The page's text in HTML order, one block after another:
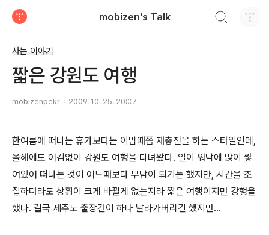
mobizen's Talk
사는 이야기
짧은 강원도 여행
mobizenpekr 2009. 10. 25. 20:07
한여름에 떠나는 휴가보다는 이맘때쯤 재충전을 하는 스타일인데,
올해에도 어김없이 강원도 여행을 다녀왔다. 일이 워낙에 많이 쌓
여있어 떠나는 것이 어느때보다 부담이 되기는 했지만, 시간을 조
절하더라도 상황이 크게 바뀔게 없는지라 짧은 여행이지만 강행을
했다. 결국 제주도 출장건이 하나 날라가버리긴 했지만...